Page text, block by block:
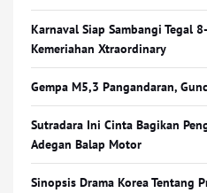
Karnaval Siap Sambangi Tegal
Kemeriahan Xtraordinary
Gempa M5,3 Pangandaran,
Sutradara Ini Cinta Bagikan
Adegan Balap Motor
Sinopsis Drama Korea Tentang